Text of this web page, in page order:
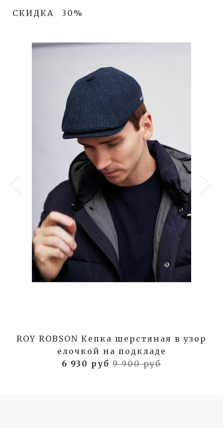
СКИДКА 30%
ROY ROBSON Кепка шерстяная в узор
елочкой на подкладе
6 930 руб 9 900 руб